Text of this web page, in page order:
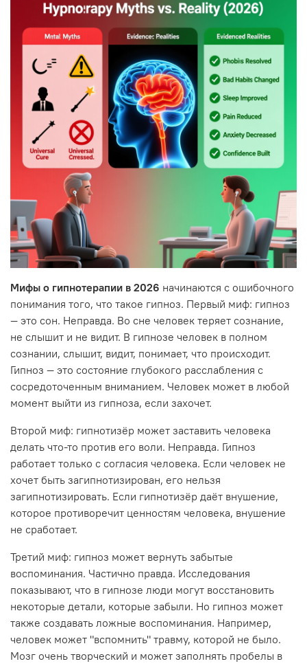
Мифы о гипнотерапии в 2026 начинаются с ошибочного
понимания того, что такое гипноз. Первый миф: гипноз
— это сон. Неправда. Во сне человек теряет сознание,
не слышит и не видит. В гипнозе человек в полном
сознании, слышит, видит, понимает, что происходит.
Гипноз — это состояние глубокого расслабления с
сосредоточенным вниманием. Человек может в любой
момент выйти из гипноза, если захочет.
Второй миф: гипнотизёр может заставить человека
делать что-то против его воли. Неправда. Гипноз
работает только с согласия человека. Если человек не
хочет быть загипнотизирован, его нельзя
загипнотизировать. Если гипнотизёр даёт внушение,
которое противоречит ценностям человека, внушение
не сработает.
Третий миф: гипноз может вернуть забытые
воспоминания. Частично правда. Исследования
показывают, что в гипнозе люди могут восстановить
некоторые детали, которые забыли. Но гипноз может
также создавать ложные воспоминания. Например,
человек может "вспомнить" травму, которой не было.
Мозг очень творческий и может заполнять пробелы в